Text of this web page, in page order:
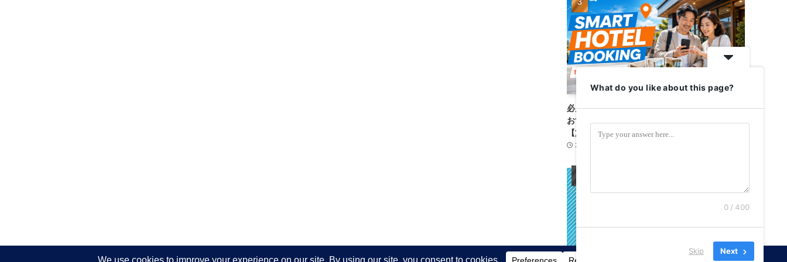
必見！失敗しないホテル予約｜トラベリストは
おすすめ？料金・使い方・注意点を徹底比較
【旅がもっと楽に】
2026-08-06
What do you like about this page?
0 / 400
Skip Next